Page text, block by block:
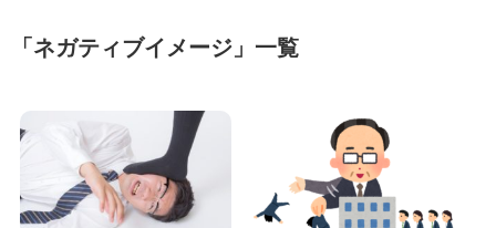
「 ネガティブイメージ 」 一覧